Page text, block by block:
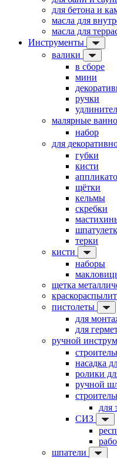
для бетона и
масла для
масла для
Инструменты
валики
в сборе
мини
ручки
малярные
набор
для
губки
кисти
щётки
кельмы
скребки
терки
кисти
наборы
щетка
пистолеты
для
для
ручной
насадка
ролики
ручной
для
СИЗ
шпатели